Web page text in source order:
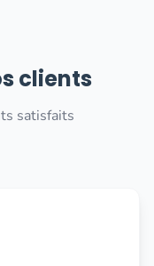
clients
satisfaits